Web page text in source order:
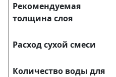
Рекомендуемая
толщина слоя
Расход сухой смеси
Количество воды для